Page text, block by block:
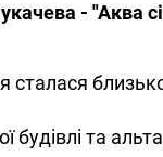
- "Аква
та